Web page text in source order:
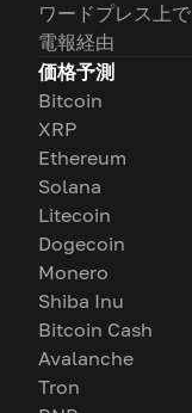
ワードプレス上で
電報経由
価格予測
Bitcoin
XRP
Ethereum
Solana
Litecoin
Dogecoin
Monero
Shiba Inu
Bitcoin Cash
Avalanche
Tron